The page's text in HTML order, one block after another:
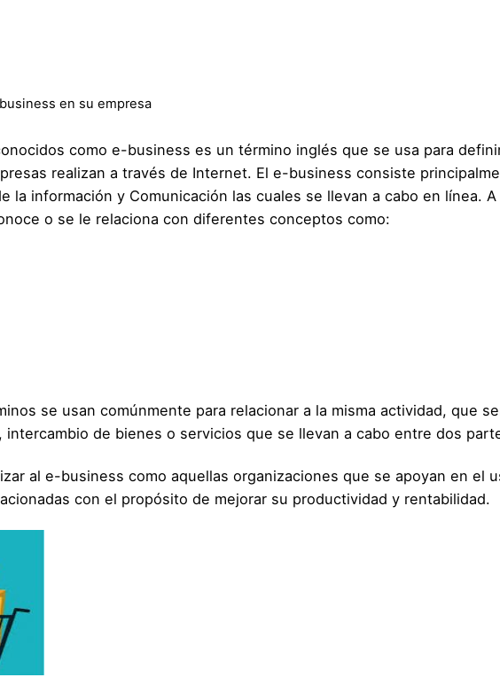
en su empresa
como e-business es un término inglés que se usa para
realizan a través de Internet. El e-business consiste
la información y Comunicación las cuales se llevan a cabo en línea. A
o se le relaciona con diferentes conceptos como:
se usan comúnmente para relacionar a la misma actividad, que
intercambio de bienes o servicios que se llevan a cabo entre dos
al e-business como aquellas organizaciones que se apoyan en el
con el propósito de mejorar su productividad y rentabilidad.